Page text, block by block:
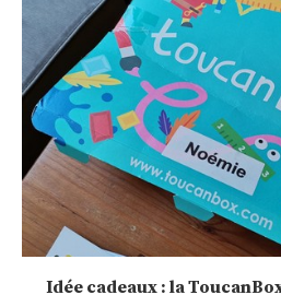
Sélection de calendrier